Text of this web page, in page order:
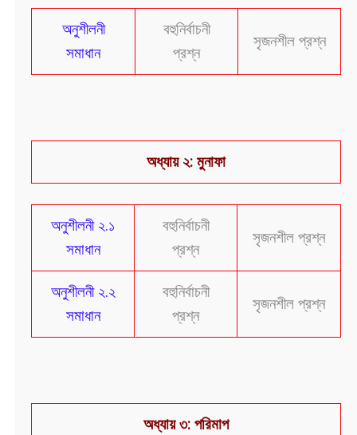
অনুশীলনী
সমাধান
বহুনির্বাচনী
প্রশ্ন
সৃজনশীল প্রশ্ন
অধ্যায় ২: মুনাফা
অনুশীলনী ২.১
সমাধান
বহুনির্বাচনী
প্রশ্ন
সৃজনশীল প্রশ্ন
অনুশীলনী ২.২
সমাধান
বহুনির্বাচনী
প্রশ্ন
সৃজনশীল প্রশ্ন
অধ্যায় ৩: পরিমাপ